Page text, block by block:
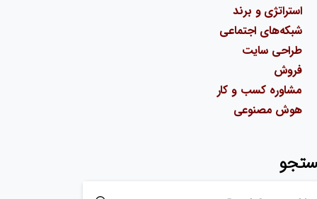
استراتژی و برند
شبکه‌های اجتماعی
طراحی سایت
فروش
مشاوره کسب و کار
هوش مصنوعی